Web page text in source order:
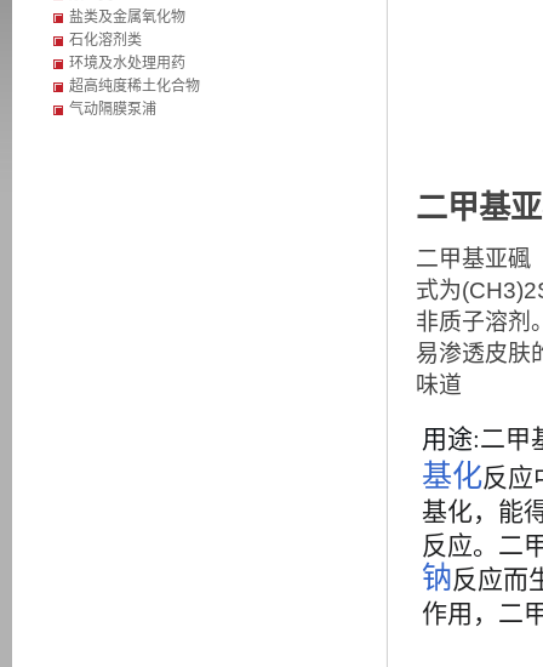
二甲基
二甲基亚碸
式为
非质子溶剂
易渗透皮肤
味道
用途:二甲
基化反应
基化，能
反应。二
钠反应而
作用，二
盐类及金属氧化物
石化溶剂类
环境及水处理用药
超高纯度稀土化合物
气动隔膜泵浦